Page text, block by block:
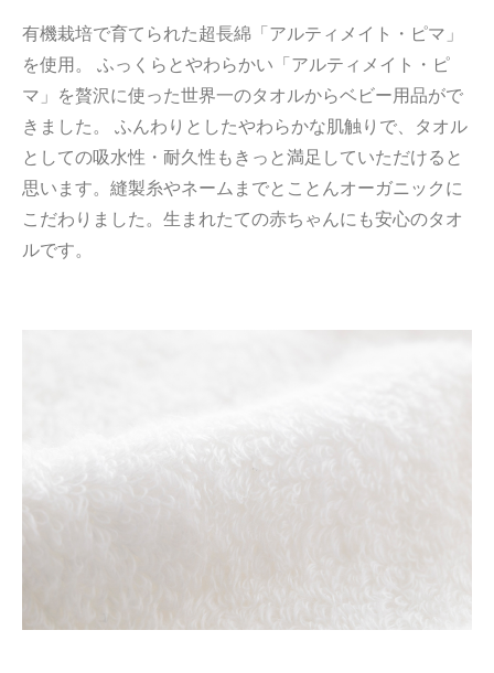
有機栽培で育てられた超長綿「アルティメイト・ピマ」
を使用。 ふっくらとやわらかい「アルティメイト・ピ
マ」を贅沢に使った世界一のタオルからベビー用品がで
きました。 ふんわりとしたやわらかな肌触りで、タオル
としての吸水性・耐久性もきっと満足していただけると
思います。縫製糸やネームまでとことんオーガニックに
こだわりました。生まれたての赤ちゃんにも安心のタオ
ルです。